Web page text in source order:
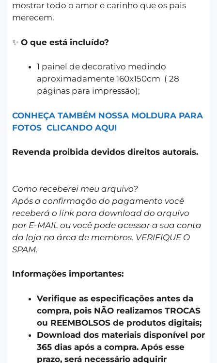
mostrar todo o amor e carinho que os pais
merecem.
✨ O que está incluído?
1 painel de decorativo medindo
aproximadamente 160x150cm ( 28
páginas para impressão);
CONHEÇA TAMBÉM NOSSA MOLDURA PARA
FOTOS CLICANDO AQUI
Revenda proibida devidos direitos autorais.
Como receberei meu arquivo?
Após a confirmação do pagamento você
receberá o link para download do arquivo
por E-MAIL ou você pode acessar a sua conta
da loja na área de membros. VERIFIQUE O
SPAM.
Informações importantes:
Verifique as especificações antes da
compra, pois NÃO realizamos TROCAS
ou REEMBOLSOS de produtos digitais;
Download dos materiais disponível por
365 dias após a compra. Após esse
prazo, será necessário adquirir